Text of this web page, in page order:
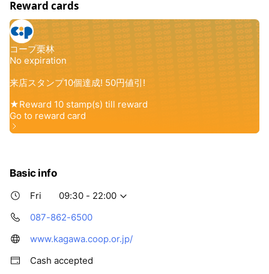
Reward cards
Basic info
Fri
09:30 - 22:00
087-862-6500
www.kagawa.coop.or.jp/
Cash accepted